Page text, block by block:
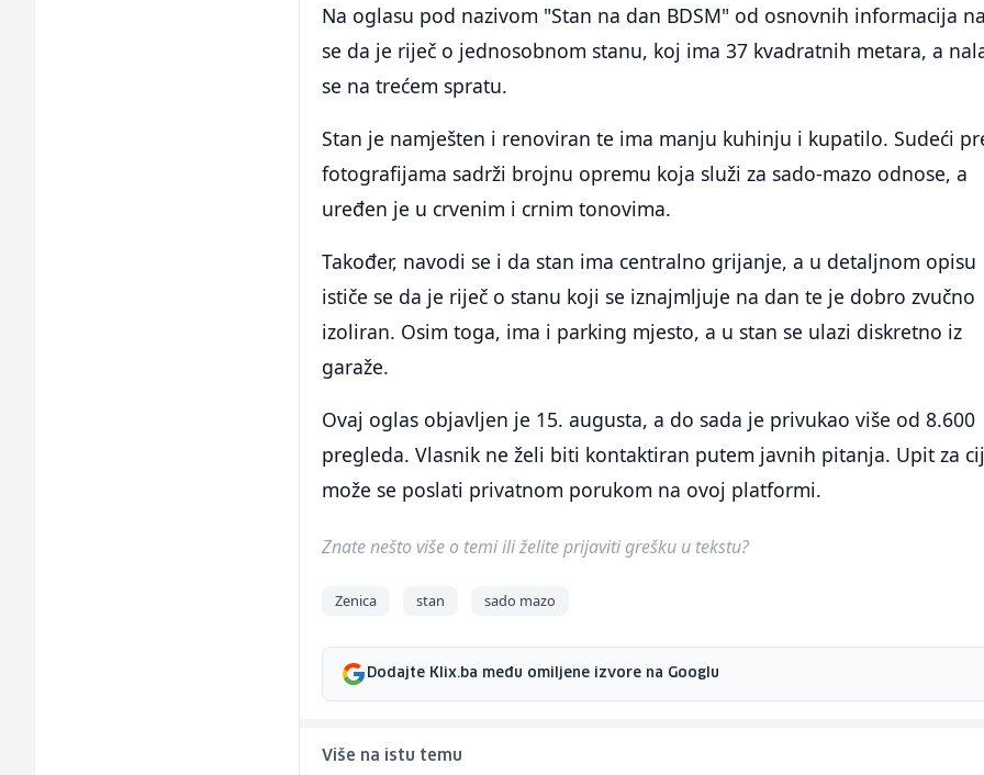
Na oglasu pod nazivom "Stan na dan BDSM" od osnovnih informacija
se da je riječ o jednosobnom stanu, koj ima 37 kvadratnih metara, a
se na trećem spratu.
Stan je namješten i renoviran te ima manju kuhinju i kupatilo. Sudeći
fotografijama sadrži brojnu opremu koja služi za sado-mazo odnose, a
uređen je u crvenim i crnim tonovima.
Također, navodi se i da stan ima centralno grijanje, a u detaljnom opisu
ističe se da je riječ o stanu koji se iznajmljuje na dan te je dobro zvučno
izoliran. Osim toga, ima i parking mjesto, a u stan se ulazi diskretno iz
garaže.
Ovaj oglas objavljen je 15. augusta, a do sada je privukao više od 8.600
pregleda. Vlasnik ne želi biti kontaktiran putem javnih pitanja. Upit za
može se poslati privatnom porukom na ovoj platformi.
Znate nešto više o temi ili želite prijaviti grešku u tekstu?
Zenica stan sado mazo
Dodajte Klix.ba među omiljene izvore na Googlu
Više na istu temu